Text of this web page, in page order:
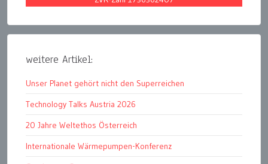
weitere Artikel:
Unser Planet gehört nicht den Superreichen
Technology Talks Austria 2026
20 Jahre Weltethos Österreich
Internationale Wärmepumpen-Konferenz